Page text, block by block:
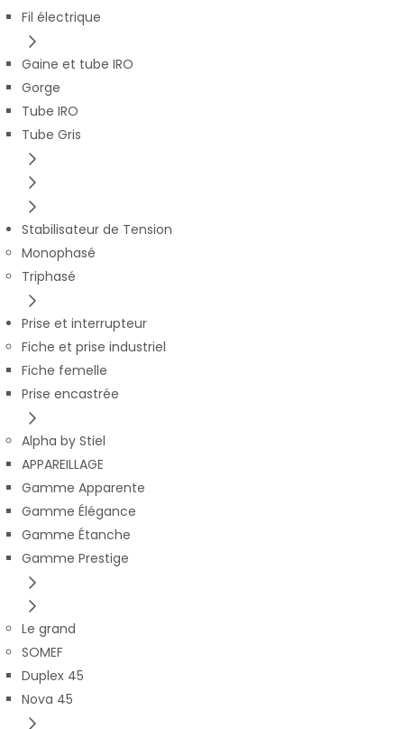
Fil électrique
Gaine et tube IRO
Gorge
Tube IRO
Tube Gris
Stabilisateur de Tension
Monophasé
Triphasé
Prise et interrupteur
Fiche et prise industriel
Fiche femelle
Prise encastrée
Alpha by Stiel
APPAREILLAGE
Gamme Apparente
Gamme Élégance
Gamme Étanche
Gamme Prestige
Le grand
SOMEF
Duplex 45
Nova 45